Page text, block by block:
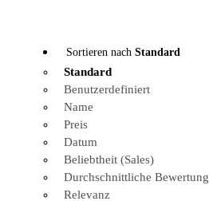
Sortieren nach Standard
Standard
Benutzerdefiniert
Name
Preis
Datum
Beliebtheit (Sales)
Durchschnittliche Bewertung
Relevanz